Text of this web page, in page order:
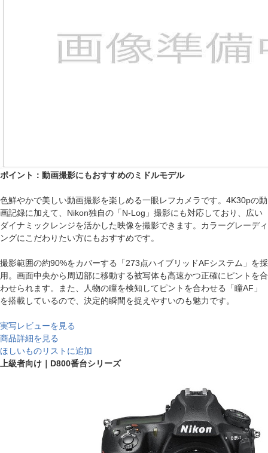
ポイント：動画撮影にもおすすめのミドルモデル
色鮮やかで美しい動画撮影を楽しめる一眼レフカメラです。4K30pの動
画記録に加えて、Nikon独自の「N-Log」撮影にも対応しており、広い
ダイナミックレンジを活かした映像を撮影できます。カラーグレーディ
ングにこだわりたい方にもおすすめです。
撮影範囲の約90%をカバーする「273点ハイブリッドAFシステム」を採
用。画面中央から周辺部に移動する被写体も高速かつ正確にピントを合
わせられます。また、人物の瞳を検知してピントを合わせる「瞳AF」
を搭載しているので、決定的瞬間を捉えやすいのも魅力です。
実写レビューを見る
商品詳細を見る
ほしいものリストに追加
上級者向け｜D800番台シリーズ